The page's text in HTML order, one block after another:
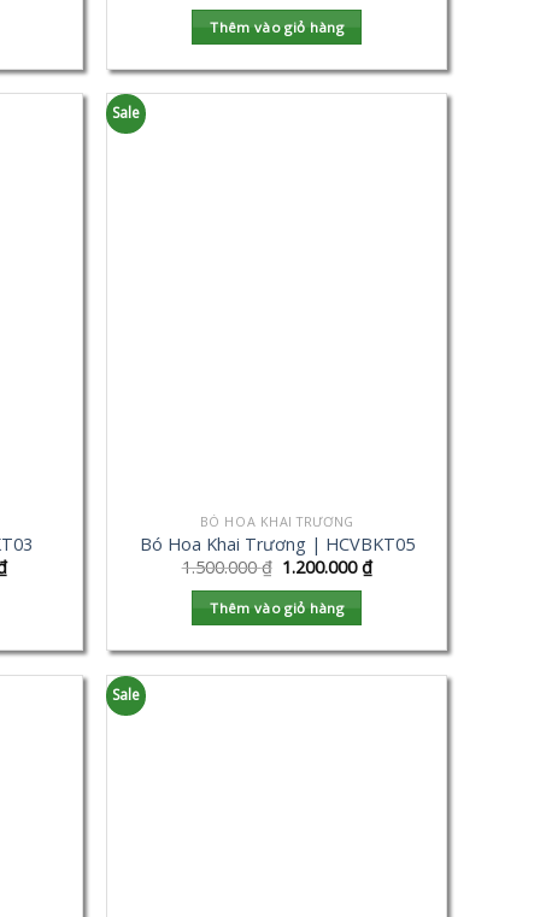
Thêm vào giỏ hàng
Sale
BÓ HOA KHAI TRƯƠNG
Bó Hoa Khai Trương | HCVBKT05
1.500.000₫ 1.200.000₫
Thêm vào giỏ hàng
Sale